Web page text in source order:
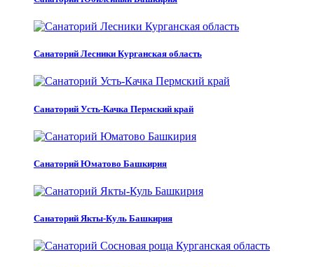
Санаторий Лесники Курганская область
Санаторий Усть-Качка Пермский край
Санаторий Юматово Башкирия
Санаторий Якты-Куль Башкирия